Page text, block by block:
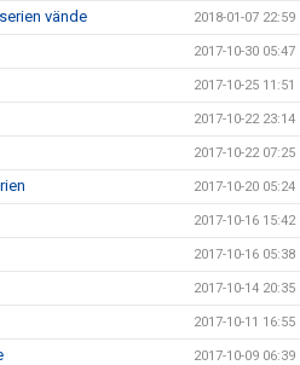
vände 2018-01-07 22:59
2017-10-30 05:47
2017-10-25 11:51
2017-10-22 23:14
2017-10-22 07:25
2017-10-20 05:24
2017-10-16 15:42
2017-10-16 05:38
2017-10-14 20:35
2017-10-11 16:55
2017-10-09 06:39